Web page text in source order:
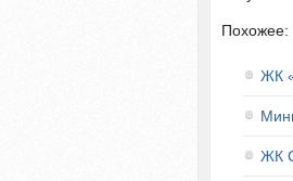
Похожее:
ЖК
ЖК